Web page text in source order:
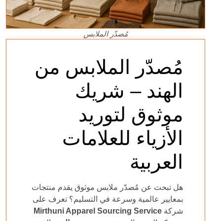
مُصدّر الملابس
مُصدّر الملابس من
الهند – شريك
موثوق لتوريد
الأزياء للعلامات
العربية
هل تبحث عن مُصدّر ملابس موثوق يقدم منتجات
بمعايير عالمية وسرعة في التسليم؟ تعرف على
شركةMirthuni Apparel Sourcing Service